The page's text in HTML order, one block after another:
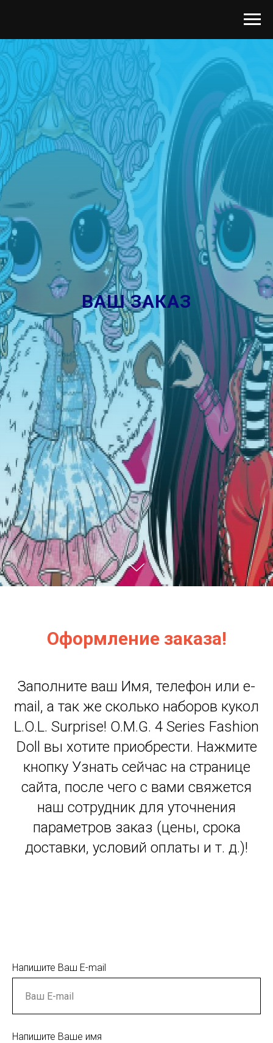
ВАШ ЗАКАЗ
Оформление заказа!
Заполните ваш Имя, телефон или e-
mail, а так же сколько наборов кукол
L.O.L. Surprise! O.M.G. 4 Series Fashion
Doll вы хотите приобрести. Нажмите
кнопку Узнать сейчас на странице
сайта, после чего с вами свяжется
наш сотрудник для уточнения
параметров заказ (цены, срока
доставки, условий оплаты и т. д.)!
Напишите Ваш E-mail
Напишите Ваше имя